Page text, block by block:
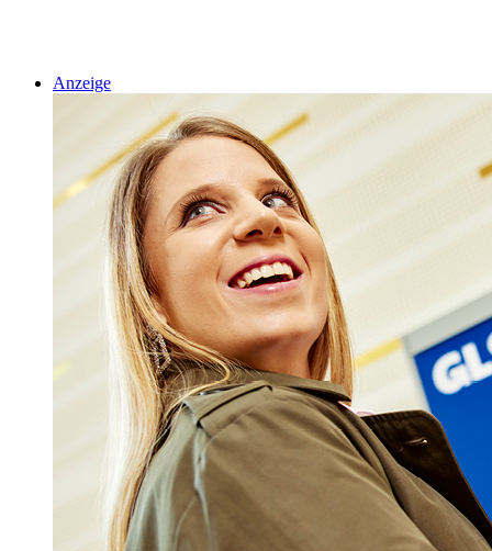
Anzeige